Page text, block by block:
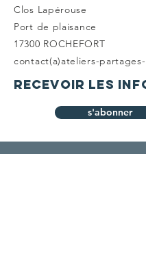
Clos Lapérouse
Port de plaisance
17300 ROCHEFORT
contact(a)ateliers-
recevoir les
s'abonner